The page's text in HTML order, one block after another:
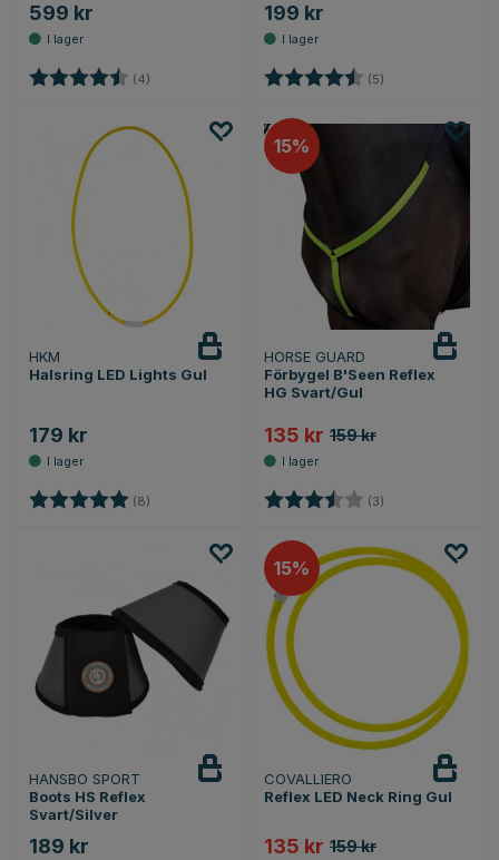
599 kr
Betyg: (4) 4.5 utav 5 stjärnor
199 kr
Betyg: (5)
HKM
Halsring LED Lights Gul
179 kr
Betyg: (8) 5.0 utav 5 stjärnor
15
HORSE GUARD
Förbygel B'Seen Reflex
HG Svart/Gul
135 kr 159 kr
Betyg: (3)
HANSBO SPORT
Boots HS Reflex
Svart/Silver
189 kr
15
COVALLIERO
Reflex LED Neck Ring Gul
135 kr 159 kr